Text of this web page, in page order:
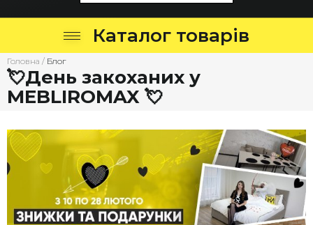
Каталог товарів
Головна / Блог
💘День закоханих у
MEBLIROMAX 💘